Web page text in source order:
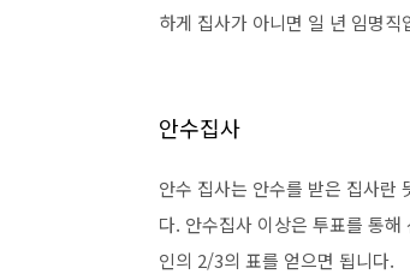
하게 집사가 아니면 일 년 임명
안수집사
안수 집사는 안수를 받은 집사란
다. 안수집사 이상은 투표를 통
인의 2/3의 표를 얻으면 됩니다.